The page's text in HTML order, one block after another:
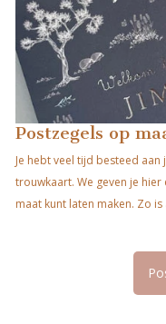
Postzegels op
Je hebt veel tijd besteed
trouwkaart. We geven je
maat kunt laten maken. Zo